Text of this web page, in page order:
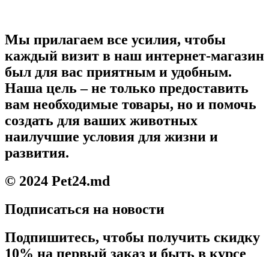
Мы прилагаем все усилия, чтобы
каждый визит в наш интернет-магазин
был для вас приятным и удобным.
Наша цель – не только предоставить
вам необходимые товары, но и помочь
создать для ваших животных
наилучшие условия для жизни и
развития.
© 2024 Pet24.md
Подписаться на новости
Подпишитесь, чтобы получить скидку
10% на первый заказ и быть в курсе